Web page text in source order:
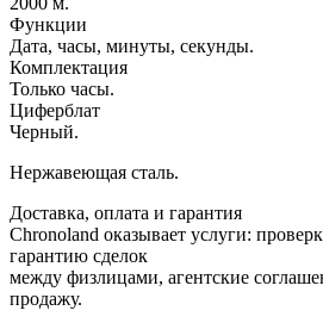
Функции
Дата, часы, минуты, секунды.
Комплектация
Только часы.
Циферблат
Черный.
Нержавеющая сталь.
Доставка, оплата и гарантия
Chronoland оказывает услуги:
гарантию сделок
между физлицами, агентские
продажу.